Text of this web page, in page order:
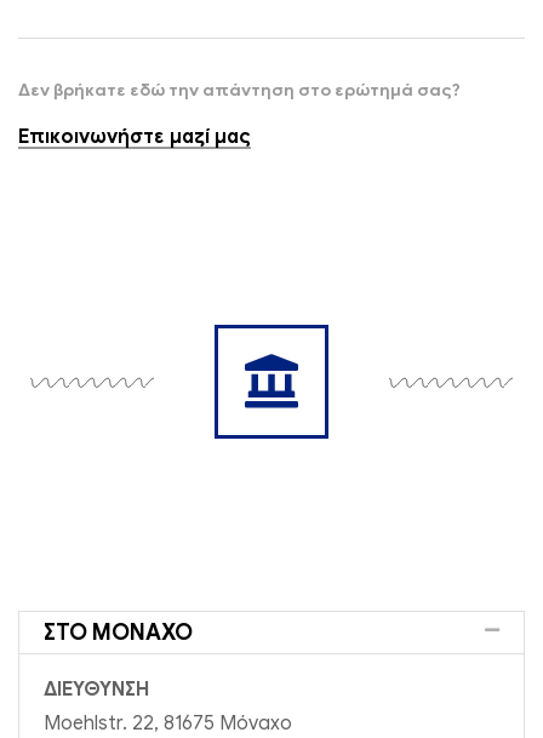
Δεν βρήκατε εδώ την απάντηση στο ερώτημά σας?
Επικοινωνήστε μαζί μας
ΣΤΟ ΜΌΝΑΧΟ
ΔΙΕΥΘΥΝΣΗ
Moehlstr. 22, 81675 Μόναχο